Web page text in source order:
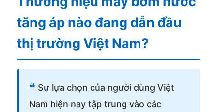
tăng áp nào đang dẫn đầu
thị trường Việt Nam?
❝ Sự lựa chọn của người dùng Việt
Nam hiện nay tập trung vào các